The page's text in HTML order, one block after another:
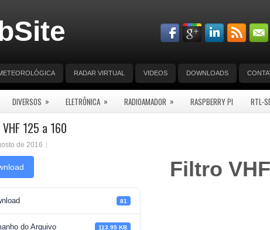
RADAR VIRTUAL VIDEOS DOWNLOADS
DIVERSOS » ELETRÔNICA » RADIOAMADOR » RASPBERRY PI RTL-
125 a 160
de 2016
81
do Arquivo 113.95 KB
Filtro